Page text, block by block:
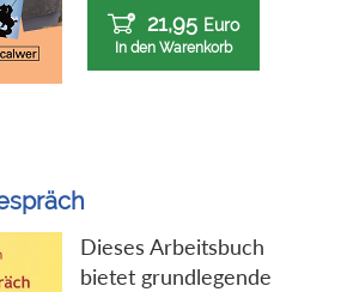
21,95 Euro
In den Warenkorb
Dieses Arbeitsbuch
bietet grundlegende